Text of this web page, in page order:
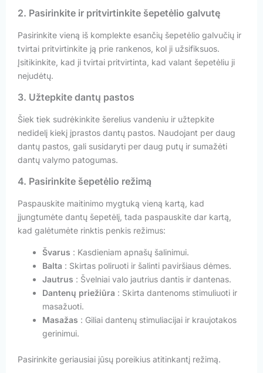
2. Pasirinkite ir pritvirtinkite šepetėlio galvutę
Pasirinkite vieną iš komplekte esančių šepetėlio galvučių ir
tvirtai pritvirtinkite ją prie rankenos, kol ji užsifiksuos.
Įsitikinkite, kad ji tvirtai pritvirtinta, kad valant šepetėliu ji
nejudėtų.
3. Užtepkite dantų pastos
Šiek tiek sudrėkinkite šerelius vandeniu ir užtepkite
nedidelį kiekį įprastos dantų pastos. Naudojant per daug
dantų pastos, gali susidaryti per daug putų ir sumažėti
dantų valymo patogumas.
4. Pasirinkite šepetėlio režimą
Paspauskite maitinimo mygtuką vieną kartą, kad
įjungtumėte dantų šepetėlį, tada paspauskite dar kartą,
kad galėtumėte rinktis penkis režimus:
Švarus : Kasdieniam apnašų šalinimui.
Balta : Skirtas poliruoti ir šalinti paviršiaus dėmes.
Jautrus : Švelniai valo jautrius dantis ir dantenas.
Dantenų priežiūra : Skirta dantenoms stimuliuoti ir
masažuoti.
Masažas : Giliai dantenų stimuliacijai ir kraujotakos
gerinimui.
Pasirinkite geriausiai jūsų poreikius atitinkantį režimą.